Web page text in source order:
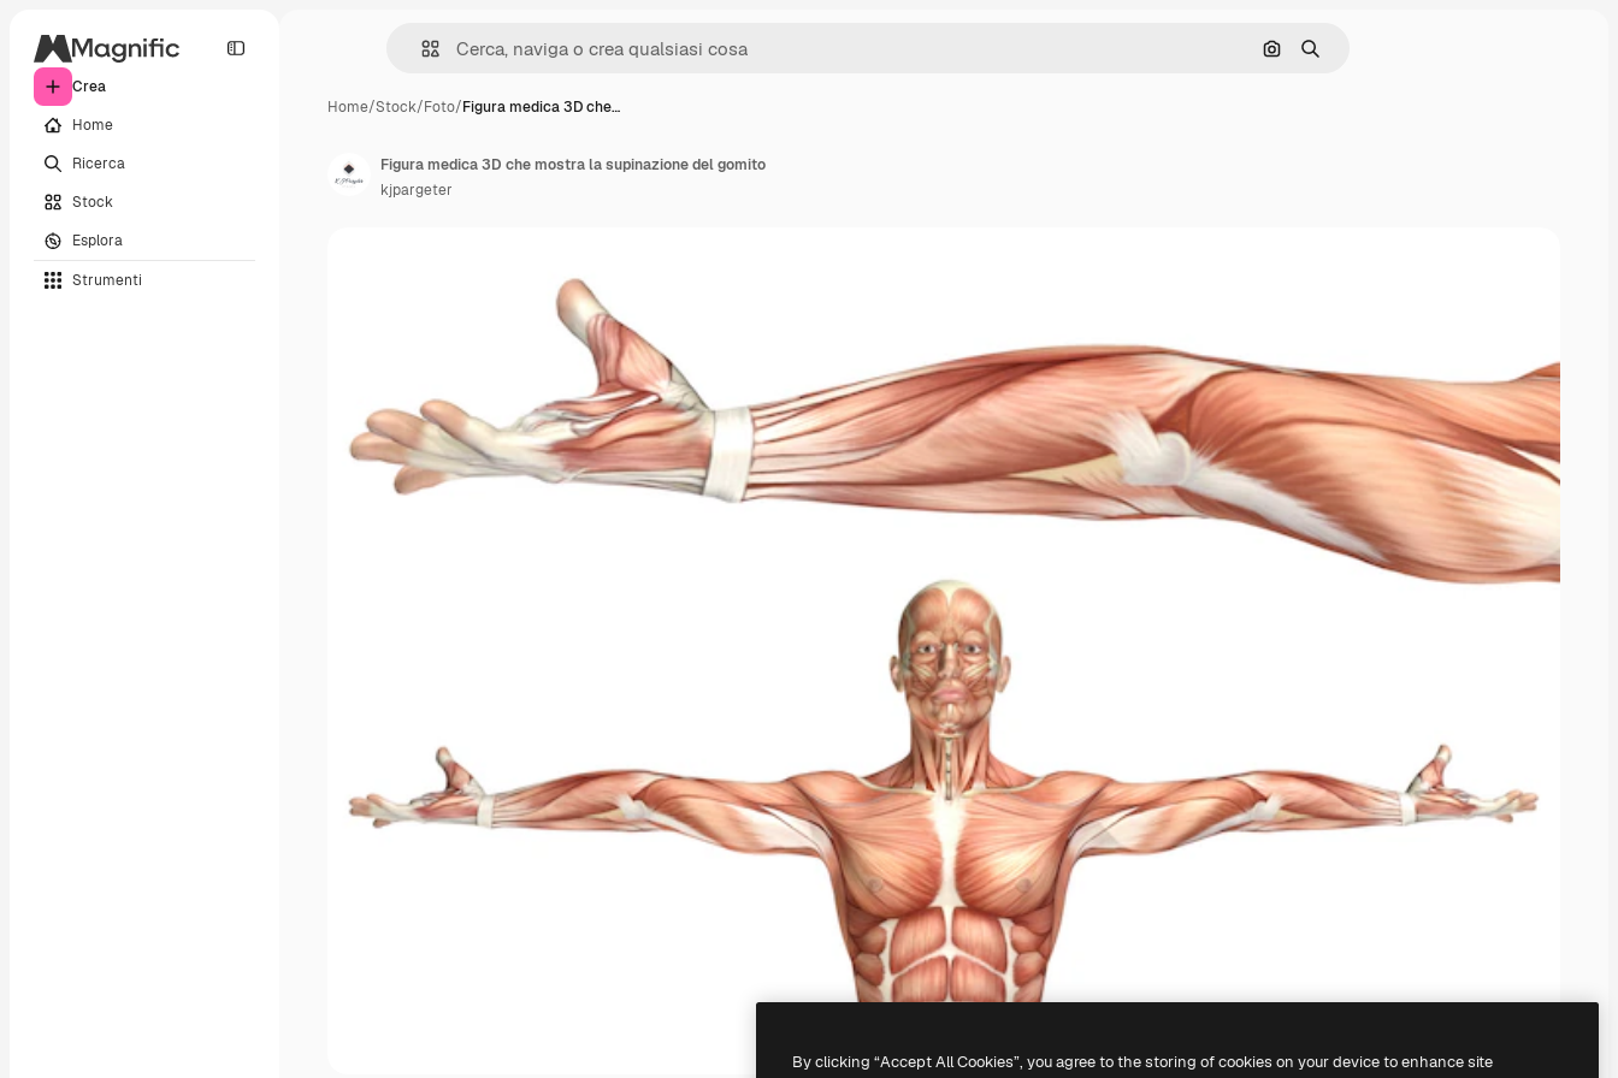
Crea
Home
Ricerca
Stock
Esplora
Strumenti
Cerca per immagine
Ricerca
Home/Stock/Foto/Figura medica 3D che…
Figura medica 3D che mostra la supinazione del gomito
kjpargeter
By clicking “Accept All Cookies”, you agree to the storing of cookies on your device to enhance site